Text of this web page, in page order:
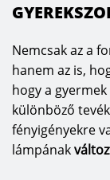
Nemcsak az a
hanem az is,
hogy a
különböző
fényigényekre
lámpának